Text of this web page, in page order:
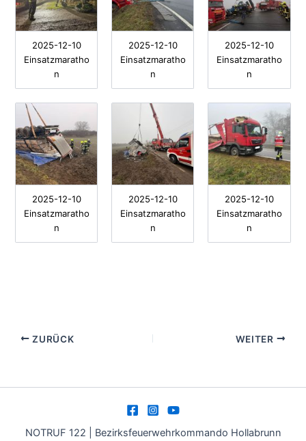
2025-12-10
Einsatzmaratho
n
2025-12-10
Einsatzmaratho
n
2025-12-10
Einsatzmaratho
n
2025-12-10
Einsatzmaratho
n
2025-12-10
Einsatzmaratho
n
2025-12-10
Einsatzmaratho
n
ZURÜCK WEITER
NOTRUF 122 | Bezirksfeuerwehrkommando Hollabrunn